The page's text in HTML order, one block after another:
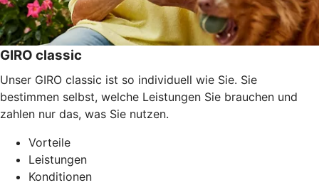
GIRO classic
Unser GIRO classic ist so individuell wie Sie. Sie
bestimmen selbst, welche Leistungen Sie brauchen und
zahlen nur das, was Sie nutzen.
Vorteile
Leistungen
Konditionen